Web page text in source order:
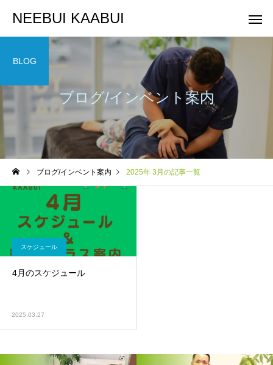
NEEBUI KAABUI
整体コース
スケジュール
10月スケジュールです
スケジュール
9月スケジュールです
ブログ/インベント案内
BLOG
ブログ/インベント案内 2025年 3月の記事一覧
スケジュール
4月のスケジュール
2025.03.27